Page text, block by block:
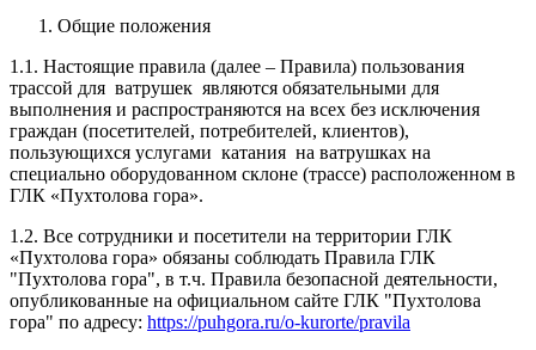
Общие положения
1.1. Настоящие правила (далее – Правила) пользования
трассой для ватрушек являются обязательными для
выполнения и распространяются на всех без исключения
граждан (посетителей, потребителей, клиентов),
пользующихся услугами катания на ватрушках на
специально оборудованном склоне (трассе) расположенном в
ГЛК «Пухтолова гора».
1.2. Все сотрудники и посетители на территории ГЛК
«Пухтолова гора» обязаны соблюдать Правила ГЛК
"Пухтолова гора", в т.ч. Правила безопасной деятельности,
опубликованные на официальном сайте ГЛК "Пухтолова
гора" по адресу: https://puhgora.ru/o-kurorte/pravila